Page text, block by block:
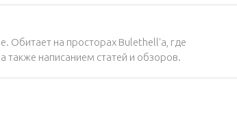
Обитает на просторах Bulethell'a, где
также написанием статей и обзоров.